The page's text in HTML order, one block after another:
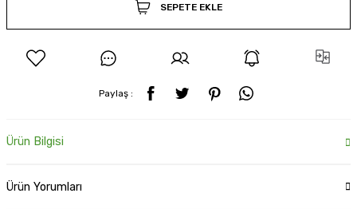
SEPETE EKLE
Paylaş :
Ürün Bilgisi
Ürün Yorumları